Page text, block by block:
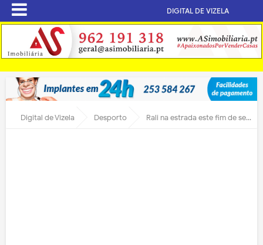
DIGITAL DE VIZELA
Digital de Vizela Desporto Rali na estrada este fim de semana